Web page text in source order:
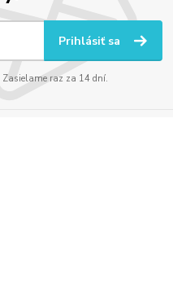
Prihlásiť sa
Zasielame raz za 14 dní.